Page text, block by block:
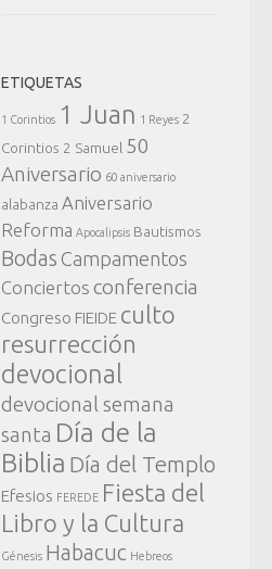
ETIQUETAS
1 Corintios 1 Juan 1 Reyes 2
Corintios 2 Samuel 50
Aniversario 60 aniversario
alabanza Aniversario
Reforma Apocalipsis Bautismos
Bodas Campamentos
Conciertos conferencia
Congreso FIEIDE culto
resurrección
devocional
devocional semana
santa Día de la
Biblia Día del Templo
Efesios FEREDE Fiesta del
Libro y la Cultura
Génesis Habacuc Hebreos